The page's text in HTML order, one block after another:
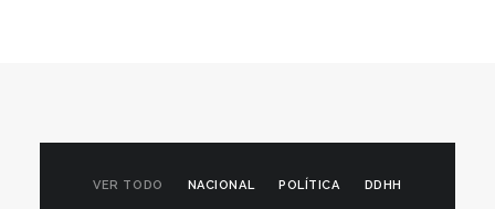
VER TODO NACIONAL POLÍTICA DDHH